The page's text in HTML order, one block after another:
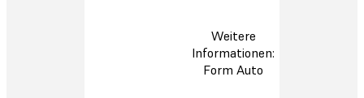
Weitere
Informationen:
Form Auto